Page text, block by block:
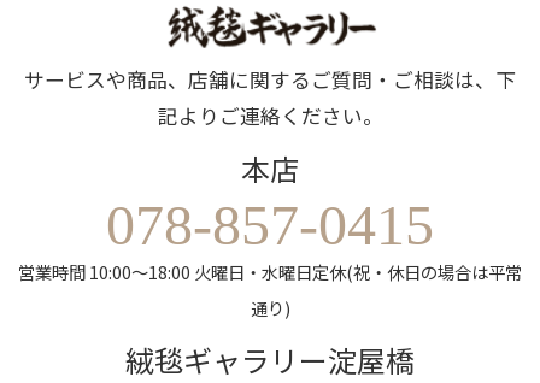
サービスや商品、店舗に関するご質問・ご相談は、下
記よりご連絡ください。
本店
078-857-0415
営業時間 10:00～18:00 火曜日・水曜日定休(祝・休日の場合は平常
通り)
絨毯ギャラリー淀屋橋